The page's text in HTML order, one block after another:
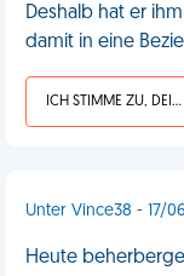
Deshalb hat er
damit in eine
ICH STIMME ZU, DEIN LEBEN IST SCHEISSE
Unter Vince38 - 17/
Heute